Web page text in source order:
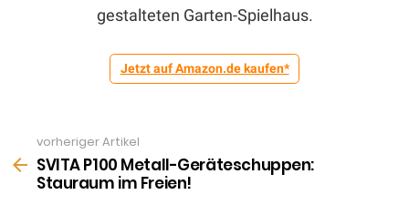
gestalteten Garten-Spielhaus.
Jetzt auf Amazon.de kaufen*
more
vorheriger Artikel
SVITA P100 Metall-Geräteschuppen:
Stauraum im Freien!